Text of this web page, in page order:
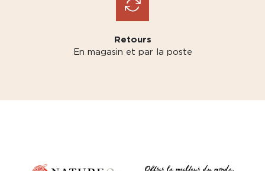
Retours
En magasin et par la poste